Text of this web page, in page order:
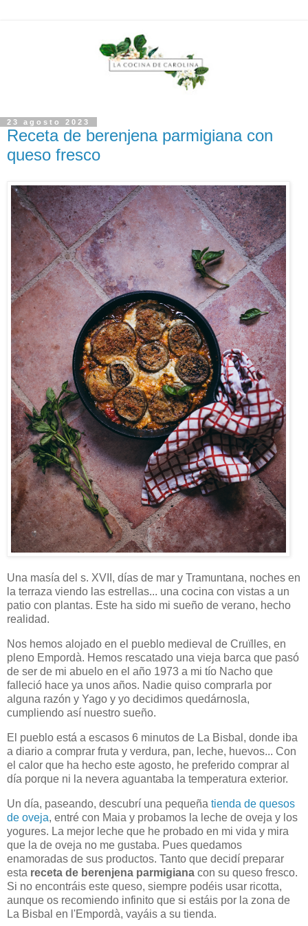
23 agosto 2023
Receta de berenjena parmigiana con
queso fresco
Una masía del s. XVII, días de mar y Tramuntana, noches en
la terraza viendo las estrellas... una cocina con vistas a un
patio con plantas. Este ha sido mi sueño de verano, hecho
realidad.
Nos hemos alojado en el pueblo medieval de Cruïlles, en
pleno Empordà. Hemos rescatado una vieja barca que pasó
de ser de mi abuelo en el año 1973 a mi tío Nacho que
falleció hace ya unos años. Nadie quiso comprarla por
alguna razón y Yago y yo decidimos quedárnosla,
cumpliendo así nuestro sueño.
El pueblo está a escasos 6 minutos de La Bisbal, donde iba
a diario a comprar fruta y verdura, pan, leche, huevos... Con
el calor que ha hecho este agosto, he preferido comprar al
día porque ni la nevera aguantaba la temperatura exterior.
Un día, paseando, descubrí una pequeña tienda de quesos
de oveja, entré con Maia y probamos la leche de oveja y los
yogures. La mejor leche que he probado en mi vida y mira
que la de oveja no me gustaba. Pues quedamos
enamoradas de sus productos. Tanto que decidí preparar
esta receta de berenjena parmigiana con su queso fresco.
Si no encontráis este queso, siempre podéis usar ricotta,
aunque os recomiendo infinito que si estáis por la zona de
La Bisbal en l'Empordà, vayáis a su tienda.